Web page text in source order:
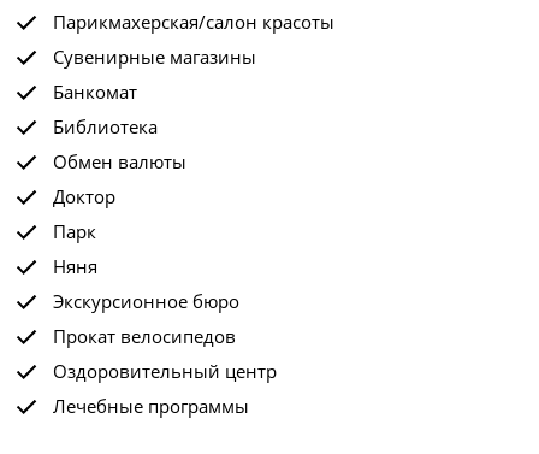
Парикмахерская/салон красоты
Сувенирные магазины
Банкомат
Библиотека
Обмен валюты
Доктор
Парк
Няня
Экскурсионное бюро
Прокат велосипедов
Оздоровительный центр
Лечебные программы